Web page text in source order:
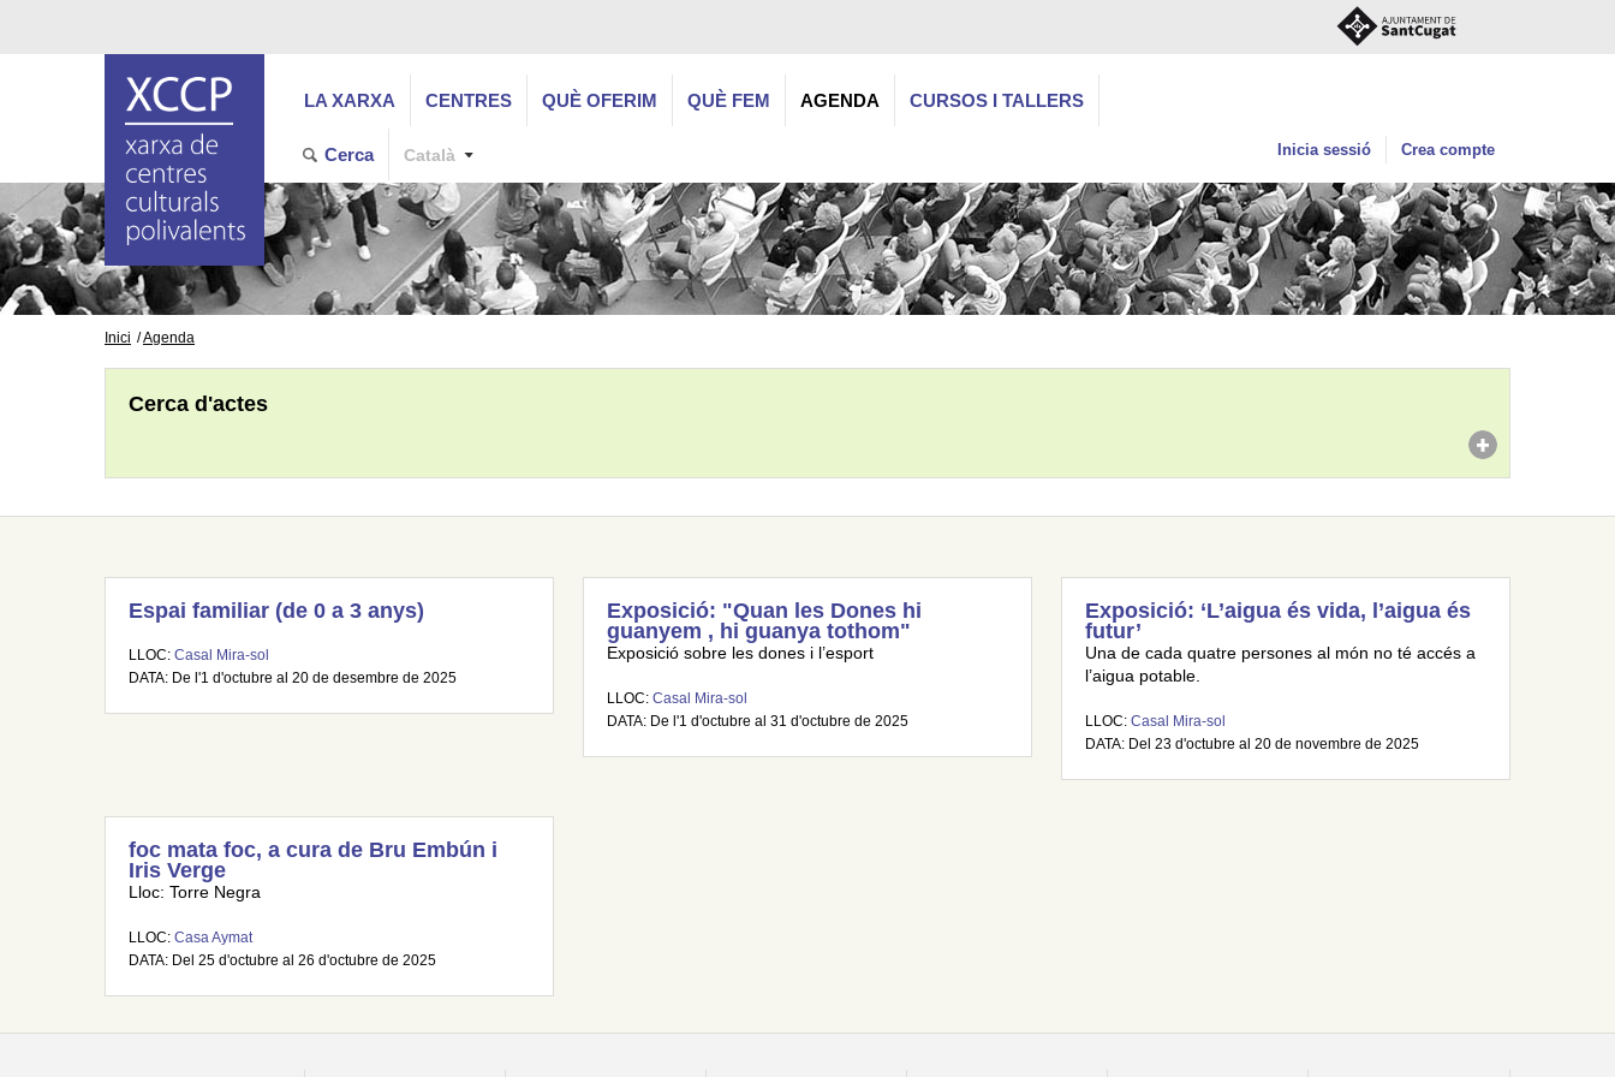
LA XARXA CENTRES QUÈ OFERIM QUÈ FEM AGENDA CURSOS I TALLERS
Cerca Català Inicia sessió Crea compte
Inici Agenda
Cerca d'actes
Espai familiar (de 0 a 3 anys)
LLOC: Casal Mira-sol
DATA: De l'1 d'octubre al 20 de desembre de 2025
Exposició: "Quan les Dones hi
guanyem , hi guanya tothom"
Exposició sobre les dones i l’esport
LLOC: Casal Mira-sol
DATA: De l'1 d'octubre al 31 d'octubre de 2025
Exposició: ‘L’aigua és vida, l’aigua és
futur’
Una de cada quatre persones al món no té accés a
l’aigua potable.
LLOC: Casal Mira-sol
DATA: Del 23 d'octubre al 20 de novembre de 2025
foc mata foc, a cura de Bru Embún i
Iris Verge
Lloc: Torre Negra
LLOC: Casa Aymat
DATA: Del 25 d'octubre al 26 d'octubre de 2025